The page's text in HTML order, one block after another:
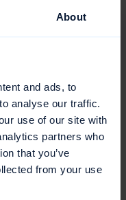
About
and ads, to
analyse our traffic.
use of our site with
partners who
that you’ve
from your use
kleiner Teil der
findest du in
praktische
spannende